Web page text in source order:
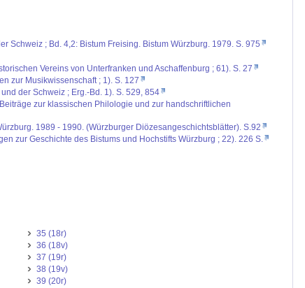
Schweiz ; Bd. 4,2: Bistum Freising. Bistum Würzburg. 1979. S. 975
Vereins von Unterfranken und Aschaffenburg ; 61). S. 27
zur Musikwissenschaft ; 1). S. 127
der Schweiz ; Erg.-Bd. 1). S. 529, 854
zur klassischen Philologie und zur handschriftlichen
1989 - 1990. (Würzburger Diözesangeschichtsblätter). S.92
zur Geschichte des Bistums und Hochstifts Würzburg ; 22). 226 S.
35 (18r)
36 (18v)
37 (19r)
38 (19v)
39 (20r)